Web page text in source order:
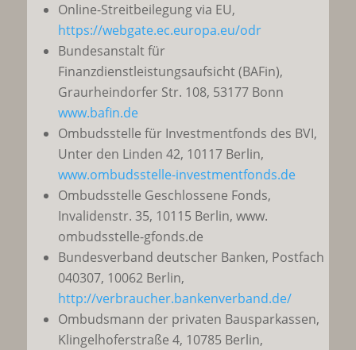
Online-Streitbeilegung via EU,
https://webgate.ec.europa.eu/odr
Bundesanstalt für
Finanzdienstleistungsaufsicht (BAFin),
Graurheindorfer Str. 108, 53177 Bonn
www.bafin.de
Ombudsstelle für Investmentfonds des BVI,
Unter den Linden 42, 10117 Berlin,
www.ombudsstelle-investmentfonds.de
Ombudsstelle Geschlossene Fonds,
Invalidenstr. 35, 10115 Berlin, www.
ombudsstelle-gfonds.de
Bundesverband deutscher Banken, Postfach
040307, 10062 Berlin,
http://verbraucher.bankenverband.de/
Ombudsmann der privaten Bausparkassen,
Klingelhoferstraße 4, 10785 Berlin,